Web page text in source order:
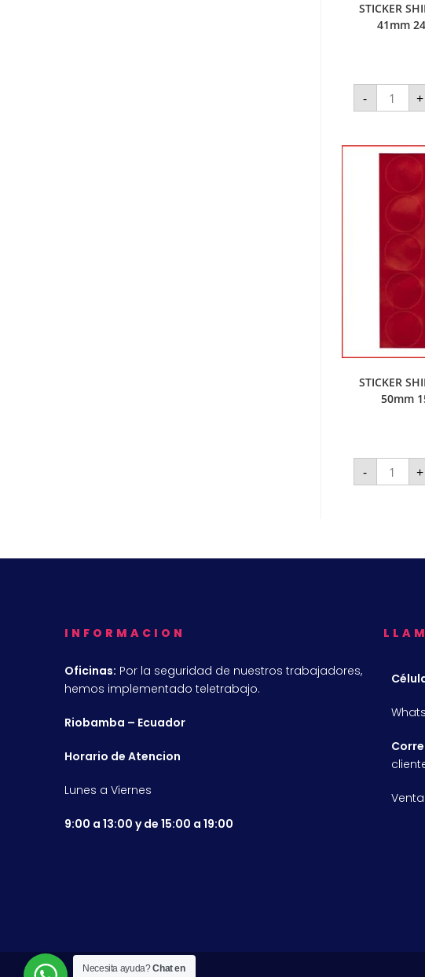
STICKER
41mm 24
- +
STICKER
50mm
- +
INFORMACION
Oficinas: Por la seguridad de nuestros trabajadores,
hemos implementado teletrabajo.
Riobamba – Ecuador
Horario de Atencion
Lunes a Viernes
9:00 a 13:00 y de 15:00 a 19:00
Necesita ayuda?Chat en